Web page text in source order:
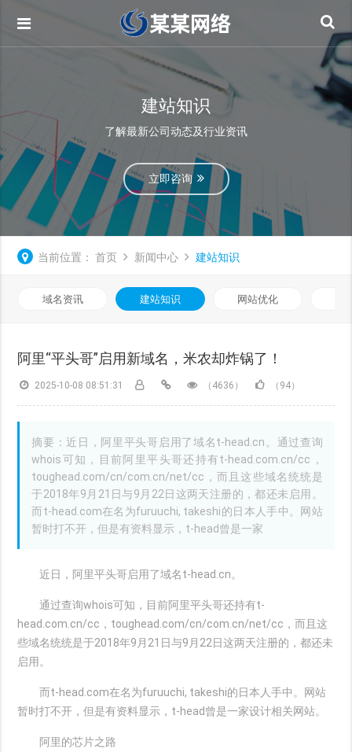
建站知识
了解最新公司动态及行业资讯
立即咨询
当前位置： 首页 新闻中心 建站知识
域名资讯 建站知识 网站优化
阿里“平头哥”启用新域名，米农却炸锅了！
2025-10-08 08:51:31 （4636） （94）
摘要：近日，阿里平头哥启用了域名t-head.cn。通过查询
whois可知，目前阿里平头哥还持有t-head.com.cn/cc，
toughead.com/cn/com.cn/net/cc，而且这些域名统统是
于2018年9月21日与9月22日这两天注册的，都还未启用。
而t-head.com在名为furuuchi, takeshi的日本人手中。网站
暂时打不开，但是有资料显示，t-head曾是一家
近日，阿里平头哥启用了域名t-head.cn。
通过查询whois可知，目前阿里平头哥还持有t-
head.com.cn/cc，toughead.com/cn/com.cn/net/cc，而且这
些域名统统是于2018年9月21日与9月22日这两天注册的，都还未
启用。
而t-head.com在名为furuuchi, takeshi的日本人手中。网站
暂时打不开，但是有资料显示，t-head曾是一家设计相关网站。
阿里的芯片之路